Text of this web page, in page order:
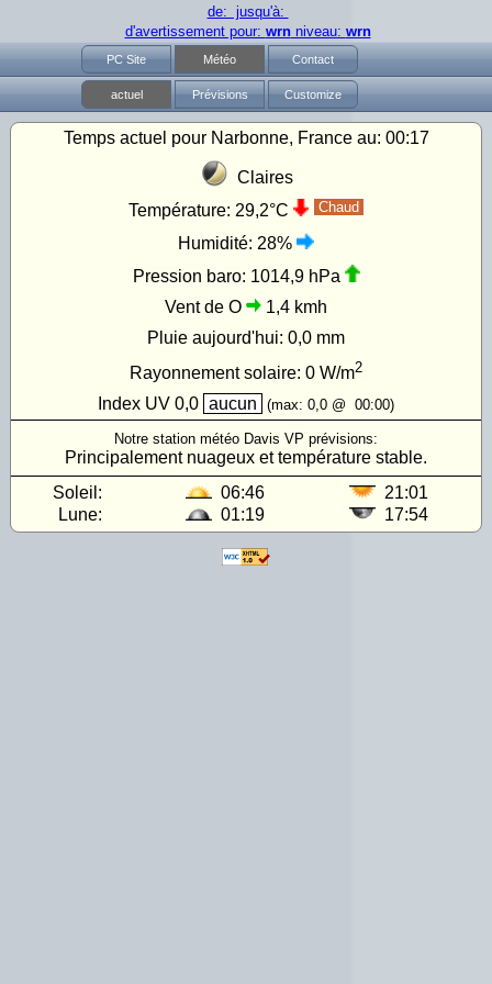
de: jusqu'à:
d'avertissement pour: wrnniveau: wrn
PC Site Météo Contact
actuel Prévisions Customize
Temps actuel pour Narbonne, France au: 00:17
Claires
Température: 29,2°C Chaud
Humidité: 28%
Pression baro: 1014,9 hPa
Vent de O
1,4 kmh
Pluie aujourd'hui: 0,0 mm
Rayonnement solaire: 0 W/m2
Index UV 0,0 aucun (max: 0,0 @ 00:00)
Notre station météo Davis VP prévisions:
Principalement nuageux et température stable.
Soleil:
06:46
21:01
Lune:
01:19 17:54